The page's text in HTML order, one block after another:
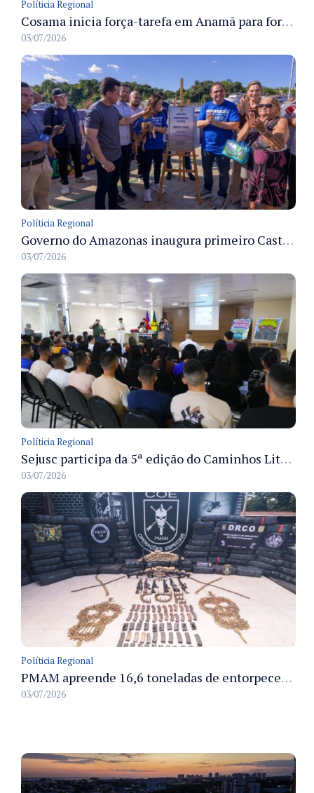
Políticia Regional
Cosama inicia força-tarefa em Anamã para fortalecer abastecimento de água e segurança hídrica da população
03/07/2026
Políticia Regional
Governo do Amazonas inaugura primeiro Castramóvel Fluvial para atendimento veterinário às comunidades ribeirinhas e castração gratuita
03/07/2026
Políticia Regional
Sejusc participa da 5ª edição do Caminhos Literários com foco na cultura hip-hop nas unidades socioeducativas
03/07/2026
Políticia Regional
PMAM apreende 16,6 toneladas de entorpecentes e registra aumento nas prisões em flagrante e nas capturas de foragidos no primeiro semestre de 2026
03/07/2026